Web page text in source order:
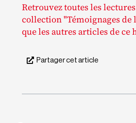
Retrouvez toutes les
collection "Témoignages de
que les autres articles de ce
Partager cet article